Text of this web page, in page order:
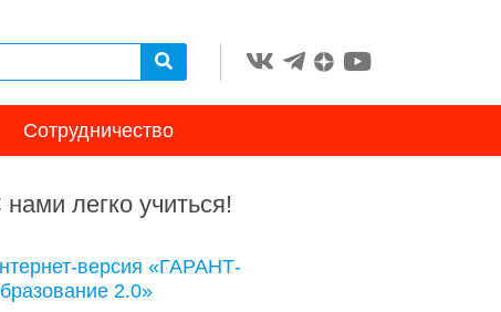
Сотрудничество
нами легко учиться!
версия «ГАРАНТ-
2.0»